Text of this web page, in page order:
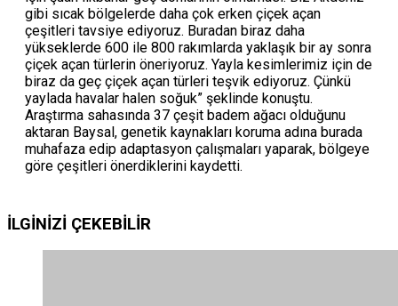
gibi sıcak bölgelerde daha çok erken çiçek açan
çeşitleri tavsiye ediyoruz. Buradan biraz daha
yükseklerde 600 ile 800 rakımlarda yaklaşık bir ay sonra
çiçek açan türlerin öneriyoruz. Yayla kesimlerimiz için de
biraz da geç çiçek açan türleri teşvik ediyoruz. Çünkü
yaylada havalar halen soğuk” şeklinde konuştu.
Araştırma sahasında 37 çeşit badem ağacı olduğunu
aktaran Baysal, genetik kaynakları koruma adına burada
muhafaza edip adaptasyon çalışmaları yaparak, bölgeye
göre çeşitleri önerdiklerini kaydetti.
İLGİNİZİ ÇEKEBİLİR